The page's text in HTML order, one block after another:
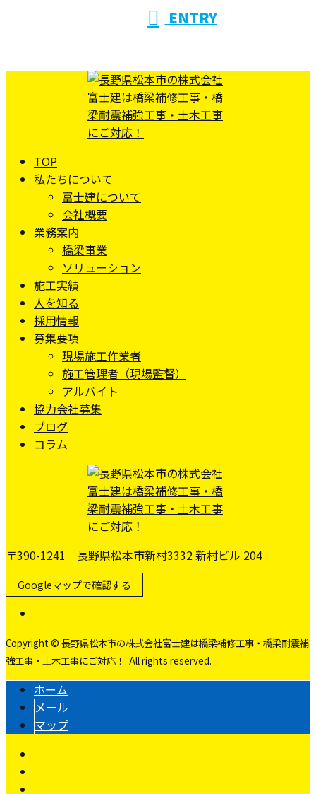
ENTRY
TOP
私たちについて
富士建について
会社概要
業務案内
橋梁事業
ソリューション
施工実績
人を知る
採用情報
募集要項
現場施工作業者
施工管理者（現場監督）
アルバイト
協力会社募集
ブログ
コラム
〒390-1241 長野県松本市新村3332 新村ビル 204
Googleマップで確認する
Copyright © 長野県松本市の株式会社富士建は橋梁補修工事・橋梁耐震補
強工事・土木工事にご対応！. All rights reserved.
ホーム
メール
マップ